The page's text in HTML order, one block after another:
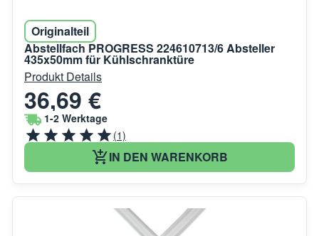
Originalteil
Abstellfach PROGRESS 224610713/6 Absteller
435x50mm für Kühlschranktüre
Produkt Details
36,69 €
1-2 Werktage
(1)
IN DEN WARENKORB